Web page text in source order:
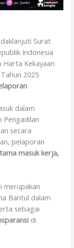
Surat
Indonesia
Kekayaan
2025
.
dalam
Pengadilan
secara
pelaporan
masuk kerja,
merupakan
Bantul dalam
sebagai
di